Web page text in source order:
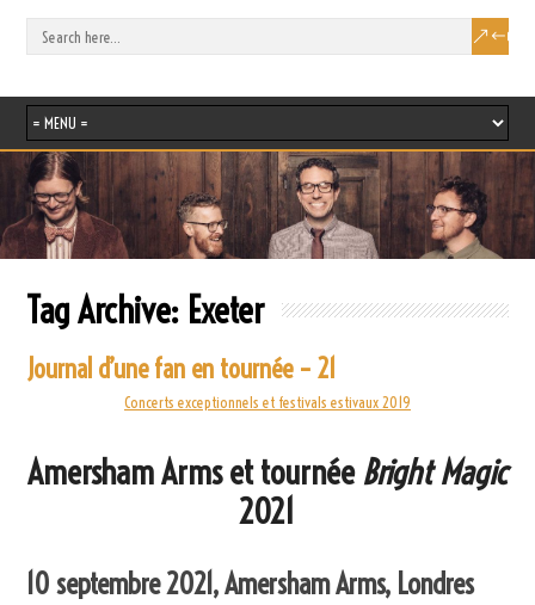
Tag Archive: Exeter
Journal d’une fan en tournée – 21
Concerts exceptionnels et festivals estivaux 2019
Amersham Arms et tournée Bright Magic
2021
10 septembre 2021, Amersham Arms, Londres